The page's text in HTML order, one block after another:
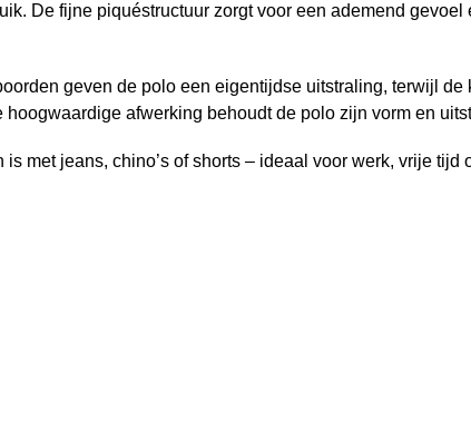
De fijne piquéstructuur zorgt voor een ademend
geven de polo een eigentijdse uitstraling, terwijl
afwerking behoudt de polo zijn vorm en
met jeans, chino’s of shorts – ideaal voor werk, vrije tijd